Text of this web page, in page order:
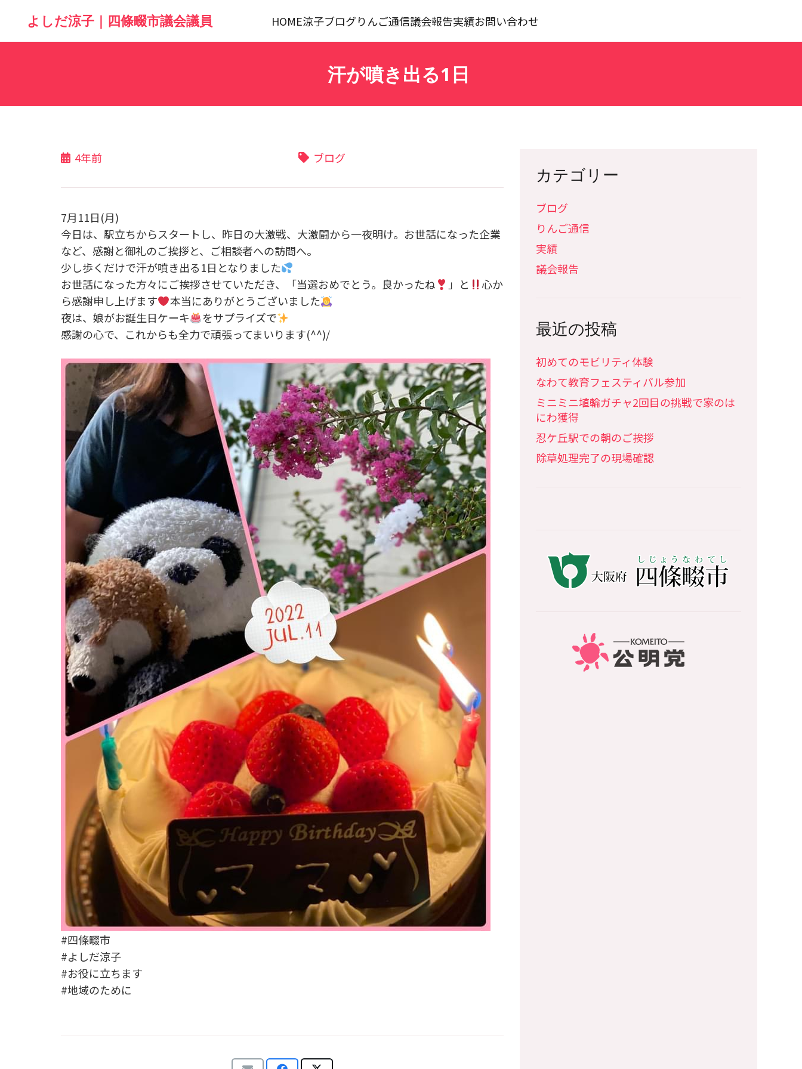
よしだ涼子｜四條畷市議会議員 HOME涼子ブログりんご通信議会報告実績お問い合わせ
汗が噴き出る1日
4年前 ブログ
7月11日(月)
今日は、駅立ちからスタートし、昨日の大激戦、大激闘から一夜明け。お世話になった企業
など、感謝と御礼のご挨拶と、ご相談者への訪問へ。
少し歩くだけで汗が噴き出る1日となりました
お世話になった方々にご挨拶させていただき、「当選おめでとう。良かったね
」と
心か
ら感謝申し上げます
本当にありがとうございました
夜は、娘がお誕生日ケーキ
をサプライズで
感謝の心で、これからも全力で頑張ってまいります(^^)/
#四條畷市
#よしだ涼子
#お役に立ちます
#地域のために
カテゴリー
ブログ
りんご通信
実績
議会報告
最近の投稿
初めてのモビリティ体験
なわて教育フェスティバル参加
ミニミニ埴輪ガチャ2回目の挑戦で家のは
にわ獲得
忍ケ丘駅での朝のご挨拶
除草処理完了の現場確認